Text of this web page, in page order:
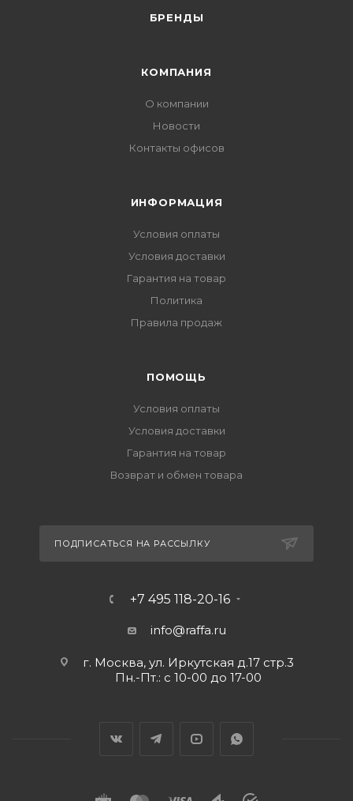
БРЕНДЫ
КОМПАНИЯ
О компании
Новости
Контакты офисов
ИНФОРМАЦИЯ
Условия оплаты
Условия доставки
Гарантия на товар
Политика
Правила продаж
ПОМОЩЬ
Условия оплаты
Условия доставки
Гарантия на товар
Возврат и обмен товара
ПОДПИСАТЬСЯ НА РАССЫЛКУ
+7 495 118-20-16
info@raffa.ru
г. Москва, ул. Иркутская д.17 стр.3
Пн.-Пт.: с 10-00 до 17-00